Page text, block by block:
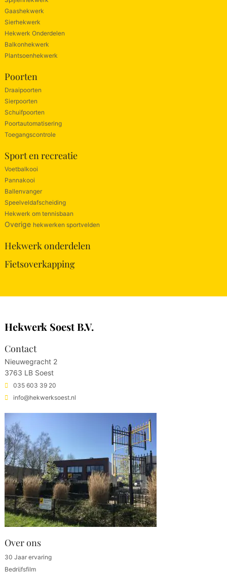
Gaashekwerk
Sierhekwerk
Hekwerk Onderdelen
Balkonhekwerk
Plantsoenhekwerk
Poorten
Draaipoorten
Sierpoorten
Schuifpoorten
Poortautomatisering
Toegangscontrole
Sport en recreatie
Voetbalkooi
Pannakooi
Ballenvanger
Speelveldafscheiding
Hekwerk om tennisbaan
Overige hekwerken sportvelden
Hekwerk onderdelen
Fietsoverkapping
Hekwerk Soest B.V.
Contact
Nieuwegracht 2
3763 LB Soest
035 603 39 20
info@hekwerksoest.nl
Over ons
30 Jaar ervaring
Bedrijfsfilm